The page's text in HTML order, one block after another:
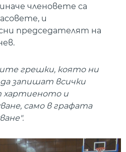
членовете са
и
председателят на
грешки, която ни
да запишат всички
хартиеното и
само в графата